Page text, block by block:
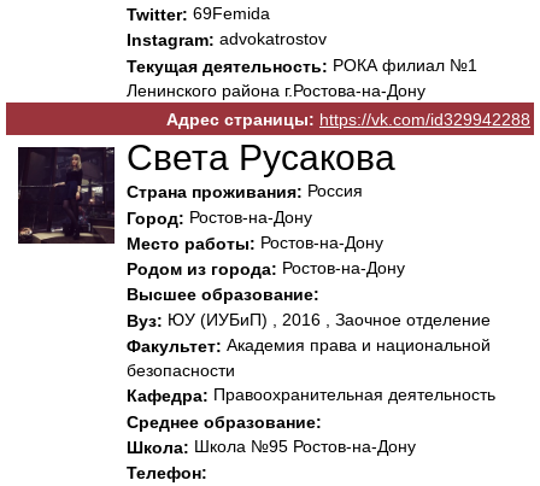
Twitter: 69Femida
Instagram: advokatrostov
Текущая деятельность: РОКА филиал №1
Ленинского района г.Ростова-на-Дону
Адрес страницы: https://vk.com/id329942288
Света Русакова
Страна проживания: Россия
Город: Ростов-на-Дону
Место работы: Ростов-на-Дону
Родом из города: Ростов-на-Дону
Высшее образование:
Вуз: ЮУ (ИУБиП) , 2016 , Заочное отделение
Факультет: Академия права и национальной
безопасности
Кафедра: Правоохранительная деятельность
Среднее образование:
Школа: Школа №95 Ростов-на-Дону
Телефон: